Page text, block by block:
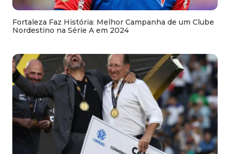
Fortaleza Faz História: Melhor Campanha de um Clube
Nordestino na Série A em 2024